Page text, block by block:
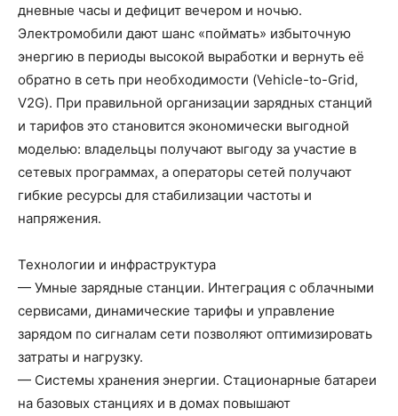
дневные часы и дефицит вечером и ночью.
Электромобили дают шанс «поймать» избыточную
энергию в периоды высокой выработки и вернуть её
обратно в сеть при необходимости (Vehicle-to-Grid,
V2G). При правильной организации зарядных станций
и тарифов это становится экономически выгодной
моделью: владельцы получают выгоду за участие в
сетевых программах, а операторы сетей получают
гибкие ресурсы для стабилизации частоты и
напряжения.
Технологии и инфраструктура
— Умные зарядные станции. Интеграция с облачными
сервисами, динамические тарифы и управление
зарядом по сигналам сети позволяют оптимизировать
затраты и нагрузку.
— Системы хранения энергии. Стационарные батареи
на базовых станциях и в домах повышают